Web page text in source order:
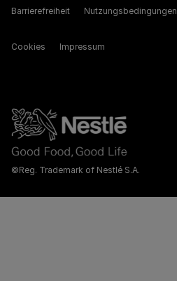
©Reg. Trademark of Nestlé S.A.
Barrierefreiheit Nutzungsbedingungen
Cookies Impressum